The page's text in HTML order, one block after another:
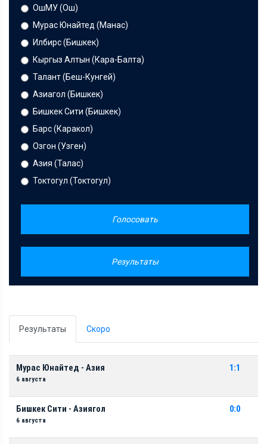
ОшМУ (Ош)
Мурас Юнайтед (Манас)
Илбирс (Бишкек)
Кыргыз Алтын (Кара-Балта)
Талант (Беш-Кунгей)
Азиагол (Бишкек)
Бишкек Сити (Бишкек)
Барс (Каракол)
Озгон (Узген)
Азия (Талас)
Токтогул (Токтогул)
Голосовать
Результаты
Результаты Скоро
Мурас Юнайтед - Азия
6 августа
1:1
Бишкек Сити - Азиягол
6 августа
0:0